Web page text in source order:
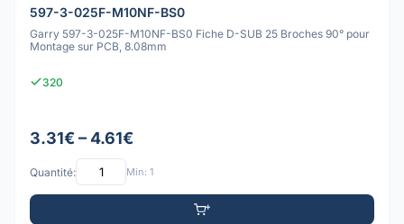
597-3-025F-M10NF-BS0
Garry 597-3-025F-M10NF-BS0 Fiche D-SUB 25 Broches 90° pour
Montage sur PCB, 8.08mm
320
3.31€ – 4.61€
Quantité: Min: 1